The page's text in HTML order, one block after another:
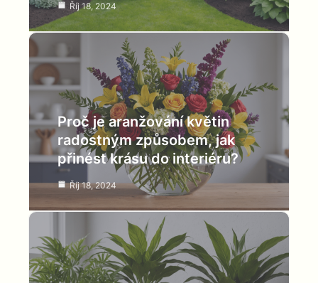
Říj 18, 2024
Proč je aranžování květin
radostným způsobem, jak
přinést krásu do interiéru?
Říj 18, 2024